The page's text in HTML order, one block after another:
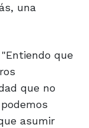
una
que
que no
asumir